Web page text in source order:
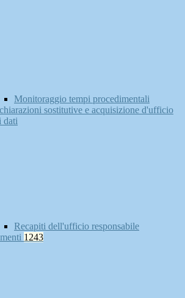
Monitoraggio tempi procedimentali
sostitutive e acquisizione d'ufficio
dati
Recapiti dell'ufficio responsabile
1243